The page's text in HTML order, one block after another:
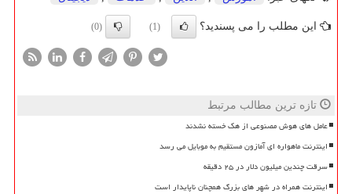
این مطلب را می پسندید؟ (1)
(0)
تازه ترین مطالب مرتبط
عامل های هوش مصنوعی از هک خسته نشدند
اینترنت ماهواره ای آمازون مستقیم به موبایل می رسد
سرقت چندین میلیون دلار در ۲۵ دقیقه
اینترنت همراه در شهر های بزرگ همچنان ناپایدار است